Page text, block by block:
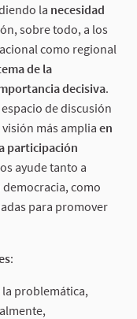
la necesidad
sobre todo, a los
como regional
de la
decisiva.
de discusión
más amplia en
participación
ayude tanto a
como
para promover
:
problemática,